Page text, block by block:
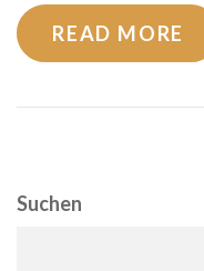
READ MORE
Suchen